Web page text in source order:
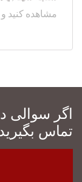
مشاهده کنید
اگر سوالی
تماس